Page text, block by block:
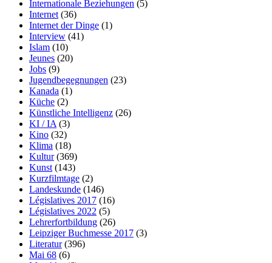
Internationale Beziehungen (5)
Internet (36)
Internet der Dinge (1)
Interview (41)
Islam (10)
Jeunes (20)
Jobs (9)
Jugendbegegnungen (23)
Kanada (1)
Küche (2)
Künstliche Intelligenz (26)
KI / IA (3)
Kino (32)
Klima (18)
Kultur(369)
Kunst (143)
Kurzfilmtage (2)
Landeskunde (146)
Législatives 2017 (16)
Législatives 2022 (5)
Lehrerfortbildung (26)
Leipziger Buchmesse 2017 (3)
Literatur(396)
Mai 68 (6)